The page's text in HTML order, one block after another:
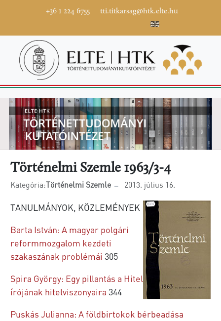
+36 1 224 6755 tti.titkarsag@htk.elte.hu
Történelmi Szemle 1963/3-4
Kategória:Történelmi Szemle 2013. július 16.
TANULMÁNYOK, KÖZLEMÉNYEK
Barta István: A magyar polgári
reformmozgalom kezdeti
szakaszának problémái 305
Spira György: Egy pillantás a Hitel
írójának hitelviszonyaira 344
Puskás Julianna: A földbirtokok bérbeadása